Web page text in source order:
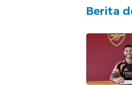
Berita